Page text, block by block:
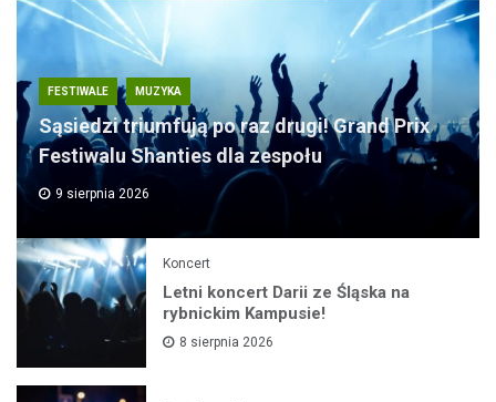
FESTIWALE MUZYKA
Sąsiedzi triumfują po raz drugi! Grand Prix
Festiwalu Shanties dla zespołu
9 sierpnia 2026
Koncert
Letni koncert Darii ze Śląska na
rybnickim Kampusie!
8 sierpnia 2026